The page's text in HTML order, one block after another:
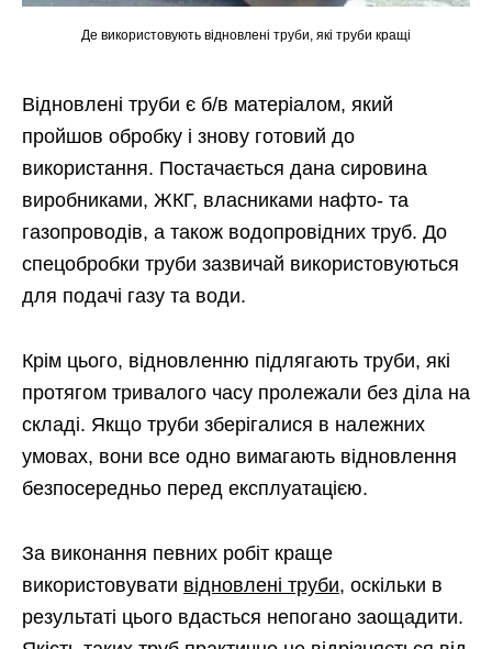
Де використовують відновлені труби, які труби кращі
Відновлені труби є б/в матеріалом, який
пройшов обробку і знову готовий до
використання. Постачається дана сировина
виробниками, ЖКГ, власниками нафто- та
газопроводів, а також водопровідних труб. До
спецобробки труби зазвичай використовуються
для подачі газу та води.
Крім цього, відновленню підлягають труби, які
протягом тривалого часу пролежали без діла на
складі. Якщо труби зберігалися в належних
умовах, вони все одно вимагають відновлення
безпосередньо перед експлуатацією.
За виконання певних робіт краще
використовувати відновлені труби, оскільки в
результаті цього вдасться непогано заощадити.